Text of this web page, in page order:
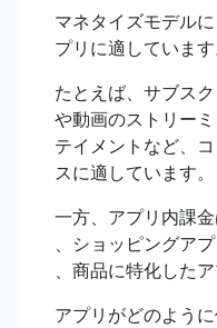
マネタイズモデル
プリに適しています
たとえば、サブス
や動画のストリー
テイメントなど、
スに適しています。
一方、アプリ内課
、ショッピングア
、商品に特化した
アプリがどのよう